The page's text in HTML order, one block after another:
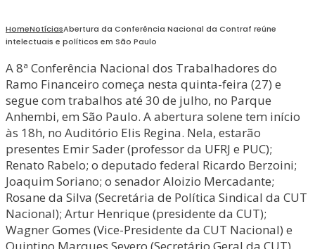
HomeNotíciasAbertura da Conferência Nacional da Contraf reúne
intelectuais e políticos em São Paulo
A 8ª Conferência Nacional dos Trabalhadores do
Ramo Financeiro começa nesta quinta-feira (27) e
segue com trabalhos até 30 de julho, no Parque
Anhembi, em São Paulo. A abertura solene tem início
às 18h, no Auditório Elis Regina. Nela, estarão
presentes Emir Sader (professor da UFRJ e PUC);
Renato Rabelo; o deputado federal Ricardo Berzoini;
Joaquim Soriano; o senador Aloizio Mercadante;
Rosane da Silva (Secretária de Política Sindical da CUT
Nacional); Artur Henrique (presidente da CUT);
Wagner Gomes (Vice-Presidente da CUT Nacional) e
Quintino Marques Severo (Secretário Geral da CUT).